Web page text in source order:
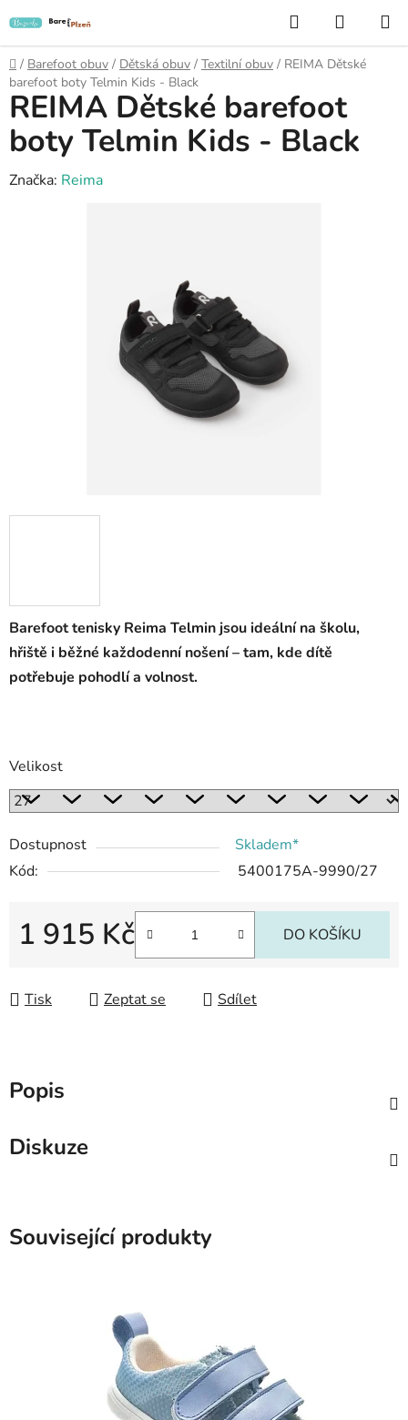
na
obsah
Hledat
KOŠÍK
Domů
/ Barefoot obuv / Dětská obuv / Textilní obuv / REIMA Dětské
barefoot boty Telmin Kids - Black
Barefoot tenisky Reima Telmin jsou ideální na školu,
hřiště i běžné každodenní nošení – tam, kde dítě
potřebuje pohodlí a volnost.
Velikost
Dostupnost
Skladem*
Kód:
5400175A-9990/27
1 915 Kč DO KOŠÍKU
Tisk Zeptat se Sdílet
REIMA Dětské barefoot
boty Telmin Kids - Black
Značka: Reima
Popis
Diskuze
Související produkty